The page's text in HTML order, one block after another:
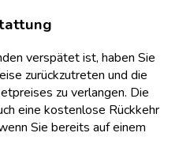
verspätet ist, haben Sie
zurückzutreten und die
zu verlangen. Die
eine kostenlose Rückkehr
Sie bereits auf einem